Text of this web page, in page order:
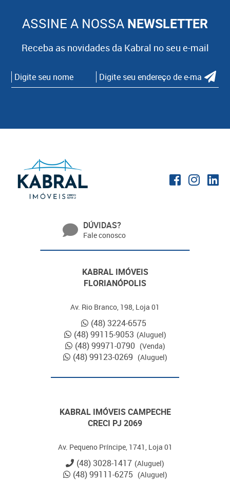
ASSINE A NOSSA NEWSLETTER
Receba as novidades da Kabral no seu e-mail
DÚVIDAS?
Fale conosco
KABRAL IMÓVEIS
FLORIANÓPOLIS
Av. Rio Branco, 198, Loja 01
(48) 3224-6575
(48) 99115-9053 (Aluguel)
(48) 99971-0790 (Venda)
(48) 99123-0269 (Aluguel)
KABRAL IMÓVEIS CAMPECHE
CRECI PJ 2069
Av. Pequeno Príncipe, 1741, Loja 01
(48) 3028-1417 (Aluguel)
(48) 99111-6275 (Aluguel)